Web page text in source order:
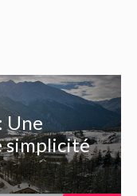
Une
simplicité